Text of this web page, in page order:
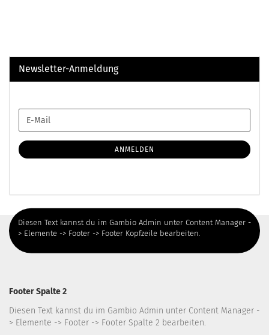
Newsletter-Anmeldung
ZUR
ANMELDUNG
E-
Mail
ANMELDEN
Diesen Text kannst du im Gambio Admin unter Content Manager -
> Elemente -> Footer -> Footer Kopfzeile bearbeiten.
Footer Spalte 2
Diesen Text kannst du im Gambio Admin unter Content Manager -
> Elemente -> Footer -> Footer Spalte 2 bearbeiten.